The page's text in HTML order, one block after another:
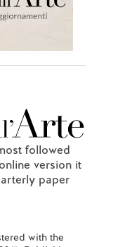
followed
version it
paper
with the